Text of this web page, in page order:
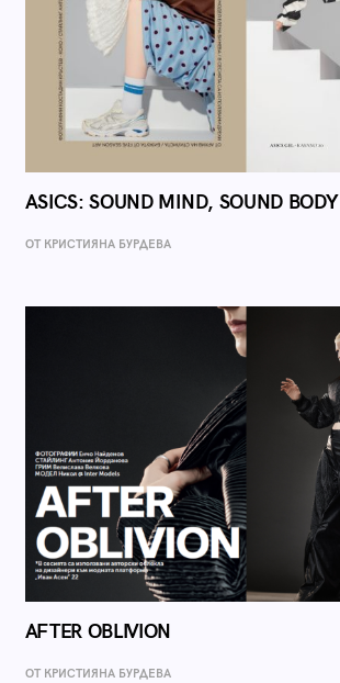
ASICS: SOUND MIND, SOUND BODY
ОТ КРИСТИЯНА БУРДЕВА
AFTER OBLIVION
ОТ КРИСТИЯНА БУРДЕВА